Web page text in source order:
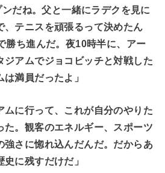
ンだね。父と一緒にラデクを見に
、テニスを頑張るって決めたん
勝ち進んだ。夜10時半に、アー
ジアムでジョコビッチと対戦した
満員だったよ」
ムに行って、これが自分のやりた
た。観客のエネルギー、スポーツ
強さに惚れ込んだんだ。だからあ
に残すだけだ」